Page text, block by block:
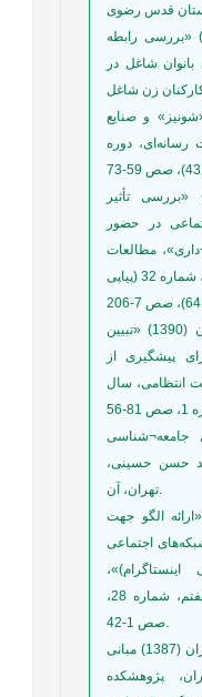
راد، فیروز و الهام پسوده (1397) «بررسی رابطه
شاغل در
زن شاغل
و صنایع
رسانه‌ای، دوره
خلیلی، احسان (1394) «بررسی تأثیر
در حضور
مطالعات
فرهنگ – ارتباطات، دوره شانزدهم، شماره 32 (پیاپی
روشندل اربطانی، طاهر و دیگران (1390) «تبیین
پیشگیری از
انتظامی، سال
نظریه‌های جامعه¬شناسی
حسن حسینی،
تهران، آن.
مهسا و دیگران (1400) «ارائه الگو جهت
اجتماعی
مطالعات رسانه‌های نوین، سال هفتم، شماره 28،
صص 1-42.
شجاعی باغینی، محمدمهدی و دیگران (1387) مبانی
پژوهشکده